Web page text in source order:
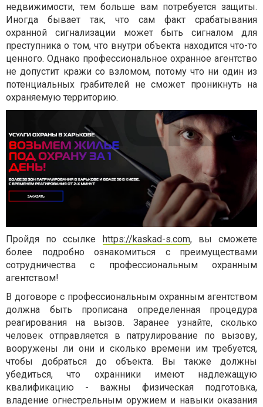
недвижимости, тем больше вам потребуется защиты.
Иногда бывает так, что сам факт срабатывания
охранной сигнализации может быть сигналом для
преступника о том, что внутри объекта находится что-то
ценного. Однако профессиональное охранное агентство
не допустит кражи со взломом, потому что ни один из
потенциальных грабителей не сможет проникнуть на
охраняемую территорию.
Пройдя по ссылке https://kaskad-s.com, вы сможете
более подробно ознакомиться с преимуществами
сотрудничества с профессиональным охранным
агентством!
В договоре с профессиональным охранным агентством
должна быть прописана определенная процедура
реагирования на вызов. Заранее узнайте, сколько
человек отправляется в патрулирование по вызову,
вооружены ли они и сколько времени им требуется,
чтобы добраться до объекта. Вы также должны
убедиться, что охранники имеют надлежащую
квалификацию - важны физическая подготовка,
владение огнестрельным оружием и навыки оказания